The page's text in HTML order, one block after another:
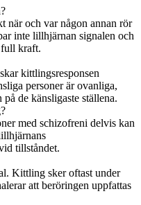
när och var någon annan rör
inte lillhjärnan signalen och
full kraft.
kittlingsresponsen
personer är ovanliga,
de känsligaste ställena.
med schizofreni delvis kan
tillståndet.
Kittling sker oftast under
att beröringen uppfattas